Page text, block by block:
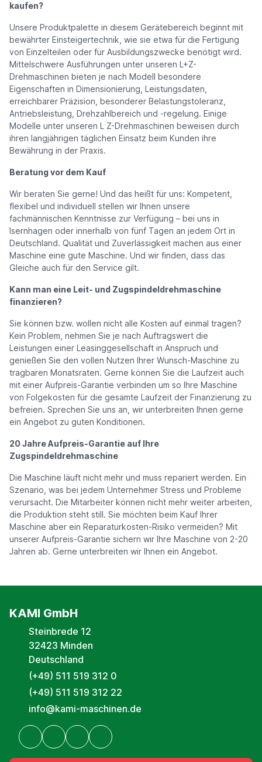
kaufen?
Unsere Produktpalette in diesem Gerätebereich beginnt mit
bewährter Einsteigertechnik, wie sie etwa für die Fertigung
von Einzelteilen oder für Ausbildungszwecke benötigt wird.
Mittelschwere Ausführungen unter unseren L+Z-
Drehmaschinen bieten je nach Modell besondere
Eigenschaften in Dimensionierung, Leistungsdaten,
erreichbarer Präzision, besonderer Belastungstoleranz,
Antriebsleistung, Drehzahlbereich und -regelung. Einige
Modelle unter unseren L Z-Drehmaschinen beweisen durch
ihren langjährigen täglichen Einsatz beim Kunden ihre
Bewährung in der Praxis.
Beratung vor dem Kauf
Wir beraten Sie gerne! Und das heißt für uns: Kompetent,
flexibel und individuell stellen wir Ihnen unsere
fachmännischen Kenntnisse zur Verfügung – bei uns in
Isernhagen oder innerhalb von fünf Tagen an jedem Ort in
Deutschland. Qualität und Zuverlässigkeit machen aus einer
Maschine eine gute Maschine. Und wir finden, dass das
Gleiche auch für den Service gilt.
Kann man eine Leit- und Zugspindeldrehmaschine
finanzieren?
Sie können bzw. wollen nicht alle Kosten auf einmal tragen?
Kein Problem, nehmen Sie je nach Auftragswert die
Leistungen einer Leasinggesellschaft in Anspruch und
genießen Sie den vollen Nutzen Ihrer Wunsch-Maschine zu
tragbaren Monatsraten. Gerne können Sie die Laufzeit auch
mit einer Aufpreis-Garantie verbinden um so Ihre Maschine
von Folgekosten für die gesamte Laufzeit der Finanzierung zu
befreien. Sprechen Sie uns an, wir unterbreiten Ihnen gerne
ein Angebot zu guten Konditionen.
20 Jahre Aufpreis-Garantie auf Ihre
Zugspindeldrehmaschine
Die Maschine läuft nicht mehr und muss repariert werden. Ein
Szenario, was bei jedem Unternehmer Stress und Probleme
verursacht. Die Mitarbeiter können nicht mehr weiter arbeiten,
die Produktion steht still. Sie möchten beim Kauf Ihrer
Maschine aber ein Reparaturkosten-Risiko vermeiden? Mit
unserer Aufpreis-Garantie sichern wir Ihre Maschine von 2-20
Jahren ab. Gerne unterbreiten wir Ihnen ein Angebot.
KAMI GmbH
Steinbrede 12
32423 Minden
Deutschland
(+49) 511 519 312 0
(+49) 511 519 312 22
info@kami-maschinen.de